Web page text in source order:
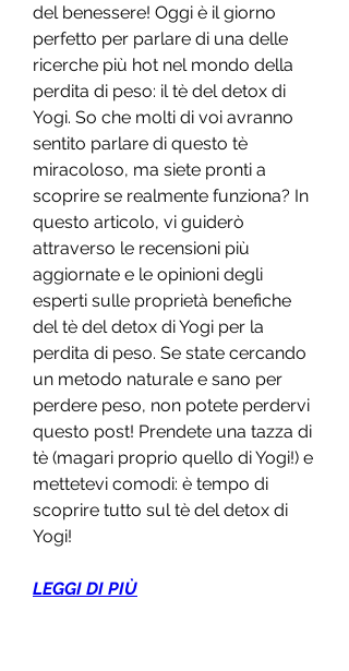
del benessere! Oggi è il giorno
perfetto per parlare di una delle
ricerche più hot nel mondo della
perdita di peso: il tè del detox di
Yogi. So che molti di voi avranno
sentito parlare di questo tè
miracoloso, ma siete pronti a
scoprire se realmente funziona? In
questo articolo, vi guiderò
attraverso le recensioni più
aggiornate e le opinioni degli
esperti sulle proprietà benefiche
del tè del detox di Yogi per la
perdita di peso. Se state cercando
un metodo naturale e sano per
perdere peso, non potete perdervi
questo post! Prendete una tazza di
tè (magari proprio quello di Yogi!) e
mettetevi comodi: è tempo di
scoprire tutto sul tè del detox di
Yogi!
LEGGI DI PIÙ